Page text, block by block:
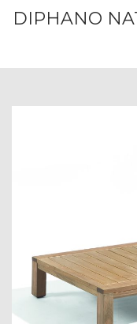
DIPHANO